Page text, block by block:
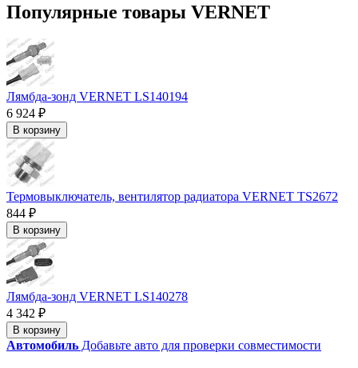
Популярные товары VERNET
Лямбда-зонд VERNET LS140194
6 924 ₽
В корзину
Термовыключатель, вентилятор радиатора VERNET TS2672
844 ₽
В корзину
Лямбда-зонд VERNET LS140278
4 342 ₽
В корзину
Автомобиль Добавьте авто для проверки совместимости